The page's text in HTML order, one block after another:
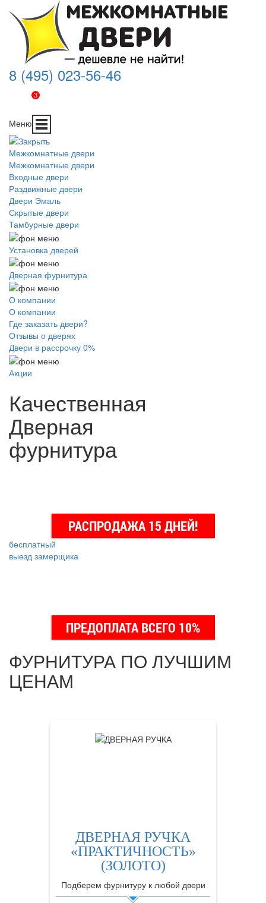
8 (495) 023-56-46
3
Меню
Межкомнатные двери
Межкомнатные двери
Входные двери
Раздвижные двери
Двери Эмаль
Скрытые двери
Тамбурные двери
Установка дверей
Дверная фурнитура
О компании
О компании
Где заказать двери?
Отзывы о дверях
Двери в рассрочку 0%
Акции
Качественная
Дверная
фурнитура
РАСПРОДАЖА 15 ДНЕЙ!
бесплатный
выезд замерщика
ПРЕДОПЛАТА ВСЕГО 10%
ФУРНИТУРА ПО ЛУЧШИМ
ЦЕНАМ
ДВЕРНАЯ РУЧКА
«ПРАКТИЧНОСТЬ»
(ЗОЛОТО)
Подберем фурнитуру к любой двери